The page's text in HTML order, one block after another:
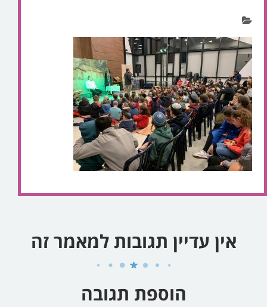
אין עדיין תגובות למאמר זה
הוספת תגובה